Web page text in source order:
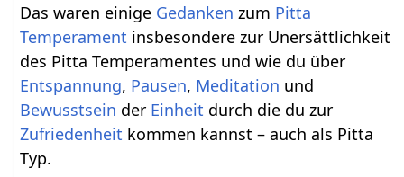
Das waren einige Gedanken zum Pitta
Temperament insbesondere zur Unersättlichkeit
des Pitta Temperamentes und wie du über
Entspannung, Pausen, Meditation und
Bewusstsein der Einheit durch die du zur
Zufriedenheit kommen kannst – auch als Pitta
Typ.